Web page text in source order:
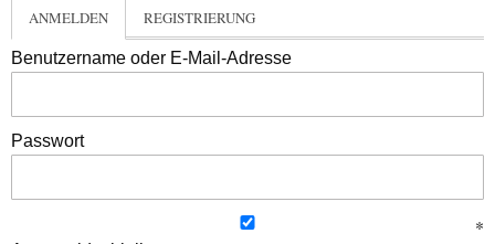
ANMELDEN REGISTRIERUNG
Benutzername oder E-Mail-Adresse
Passwort